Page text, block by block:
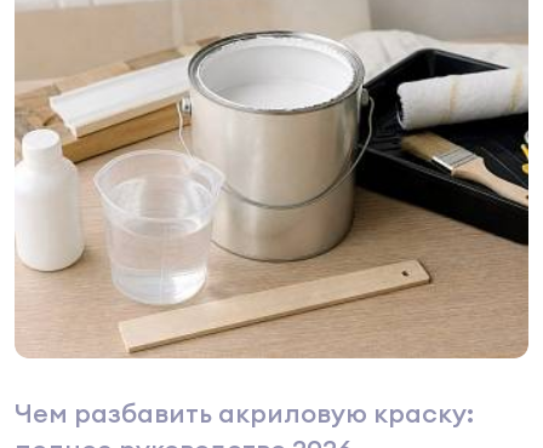
Чем разбавить акриловую краску: